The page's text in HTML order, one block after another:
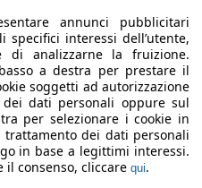
annunci pubblicitari
specifici interessi dell’utente,
di analizzarne la fruizione.
a destra per prestare il
soggetti ad autorizzazione
dati personali oppure sul
per selezionare i cookie in
dei dati personali
in base a legittimi interessi.
il consenso, cliccare qui.